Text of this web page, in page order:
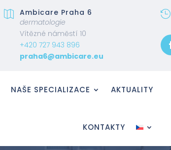

Ambicare Praha 6
dermatologie
Vítězné náměstí 10
+420 727 943 896
praha6@ambicare.eu

NAŠE SPECIALIZACE AKTUALITY
KONTAKTY